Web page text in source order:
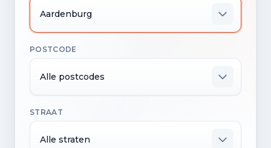
Aardenburg
POSTCODE
Alle postcodes
STRAAT
Alle straten